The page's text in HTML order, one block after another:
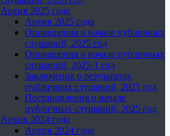
Архив 2025 года
Архив 2025 года
Оповещения о начале публичных
слушаний, 2025 год
Оповещения о начале публичных
слушаний, 2025-1 год
Заключения о результатах
публичных слушаний, 2025 год
Постановления о начале
публичных слушаний, 2025 год
Архив 2024 года
Архив 2024 года